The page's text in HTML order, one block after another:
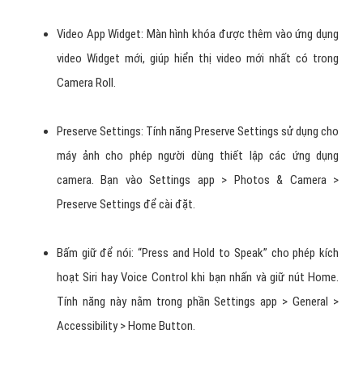
Video App Widget: Màn hình khóa được thêm vào ứng dụng
video Widget mới, giúp hiển thị video mới nhất có trong
Camera Roll.
Preserve Settings: Tính năng Preserve Settings sử dụng cho
máy ảnh cho phép người dùng thiết lập các ứng dụng
camera. Bạn vào Settings app > Photos & Camera >
Preserve Settings để cài đặt.
Bấm giữ để nói: “Press and Hold to Speak” cho phép kích
hoạt Siri hay Voice Control khi bạn nhấn và giữ nút Home.
Tính năng này nằm trong phần Settings app > General >
Accessibility > Home Button.